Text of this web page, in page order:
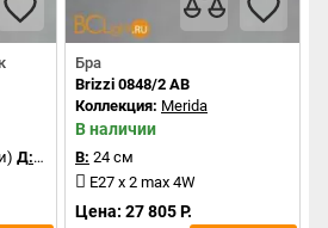
Д:40 см
Бра
Brizzi 0848/2 AB
Коллекция: Merida
В наличии
В: 24 см
E27 x 2 max 4W
Цена: 27 805 Р.